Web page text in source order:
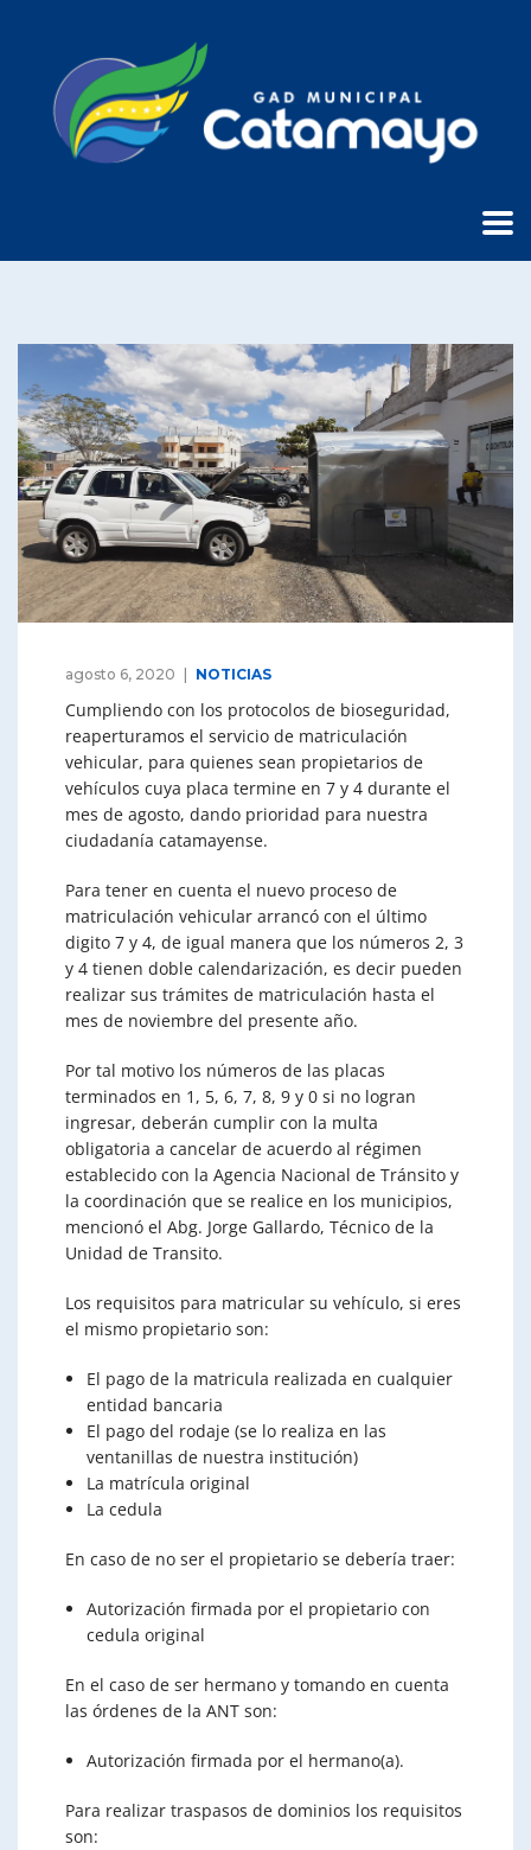
agosto 6, 2020 NOTICIAS
Cumpliendo con los protocolos de bioseguridad,
reaperturamos el servicio de matriculación
vehicular, para quienes sean propietarios de
vehículos cuya placa termine en 7 y 4 durante el
mes de agosto, dando prioridad para nuestra
ciudadanía catamayense.
Para tener en cuenta el nuevo proceso de
matriculación vehicular arrancó con el último
digito 7 y 4, de igual manera que los números 2, 3
y 4 tienen doble calendarización, es decir pueden
realizar sus trámites de matriculación hasta el
mes de noviembre del presente año.
Por tal motivo los números de las placas
terminados en 1, 5, 6, 7, 8, 9 y 0 si no logran
ingresar, deberán cumplir con la multa
obligatoria a cancelar de acuerdo al régimen
establecido con la Agencia Nacional de Tránsito y
la coordinación que se realice en los municipios,
mencionó el Abg. Jorge Gallardo, Técnico de la
Unidad de Transito.
Los requisitos para matricular su vehículo, si eres
el mismo propietario son:
El pago de la matricula realizada en cualquier
entidad bancaria
El pago del rodaje (se lo realiza en las
ventanillas de nuestra institución)
La matrícula original
La cedula
En caso de no ser el propietario se debería traer:
Autorización firmada por el propietario con
cedula original
En el caso de ser hermano y tomando en cuenta
las órdenes de la ANT son:
Autorización firmada por el hermano(a).
Para realizar traspasos de dominios los requisitos
son: